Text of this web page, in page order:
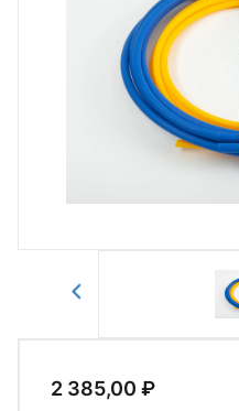
2 385,00 ₽
Для оформления
войти в личный